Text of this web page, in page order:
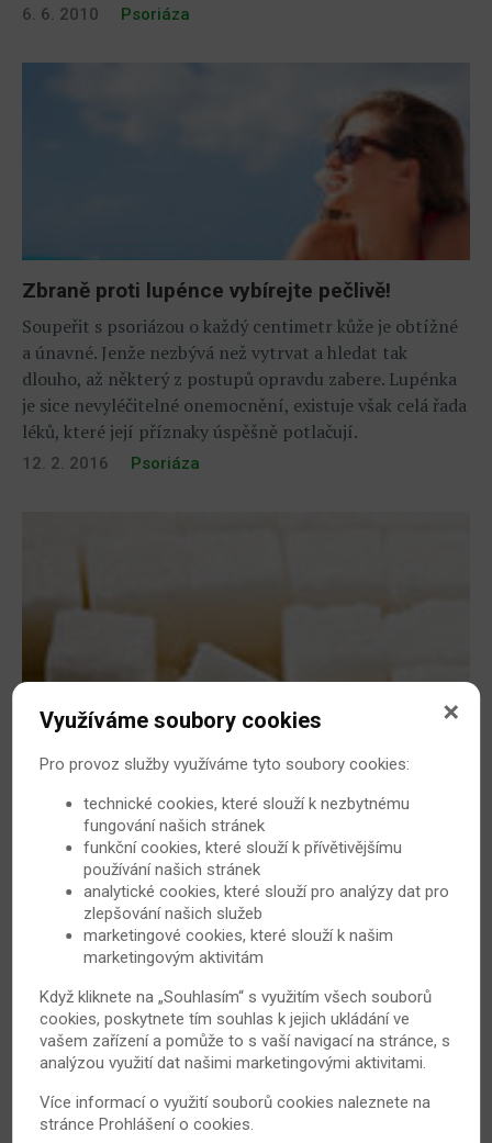
6. 6. 2010 Psoriáza
Zbraně proti lupénce vybírejte pečlivě!
Soupeřit s psoriázou o každý centimetr kůže je obtížné
a únavné. Jenže nezbývá než vytrvat a hledat tak
dlouho, až některý z postupů opravdu zabere. Lupénka
je sice nevyléčitelné onemocnění, existuje však celá řada
léků, které její příznaky úspěšně potlačují.
12. 2. 2016 Psoriáza
Lupénkáře častěji trápí cukrovka
Psoriáza neboli česky lupénka patří mezi častá
autoimunitní onemocnění. Je velmi často spojena i s
dalšími nemocemi a mezi velmi častou komplikaci patří i
vznik cukrovky. Jak je ale toto riziko velké?
4. 5. 2009 Psoriáza
Využíváme soubory cookies
Pro provoz služby využíváme tyto soubory cookies:
technické cookies, které slouží k nezbytnému
fungování našich stránek
funkční cookies, které slouží k přívětivějšímu
používání našich stránek
analytické cookies, které slouží pro analýzy dat pro
zlepšování našich služeb
marketingové cookies, které slouží k našim
marketingovým aktivitám
Když kliknete na „Souhlasím“ s využitím všech souborů
cookies, poskytnete tím souhlas k jejich ukládání ve
vašem zařízení a pomůže to s vaší navigací na stránce, s
analýzou využití dat našimi marketingovými aktivitami.
Více informací o využití souborů cookies naleznete na
stránceProhlášení o cookies